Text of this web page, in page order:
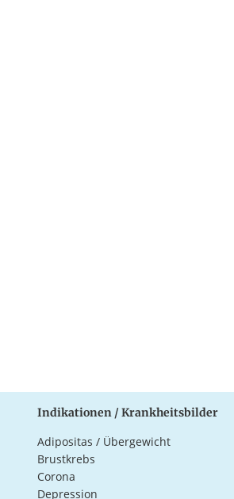
Indikationen / Krankheitsbilder
Adipositas / Übergewicht
Brustkrebs
Corona
Depression